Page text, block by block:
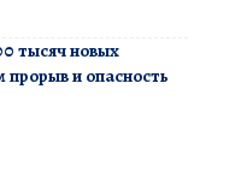
тысяч новых
прорыв и опасность